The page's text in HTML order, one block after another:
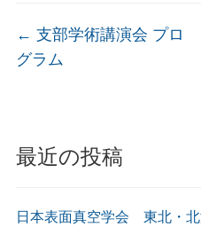
最近の投稿
日本表面真空学会 東北・
← 支部学術講演会 プロ
グラム